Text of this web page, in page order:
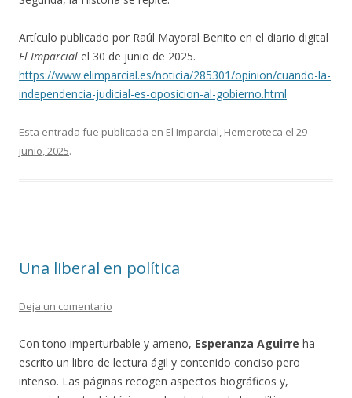
Artículo publicado por Raúl Mayoral Benito en el diario digital
El Imparcial el 30 de junio de 2025.
https://www.elimparcial.es/noticia/285301/opinion/cuando-la-
independencia-judicial-es-oposicion-al-gobierno.html
Esta entrada fue publicada en El Imparcial, Hemeroteca el 29
junio, 2025.
Una liberal en política
Deja un comentario
Con tono imperturbable y ameno, Esperanza Aguirre ha
escrito un libro de lectura ágil y contenido conciso pero
intenso. Las páginas recogen aspectos biográficos y,